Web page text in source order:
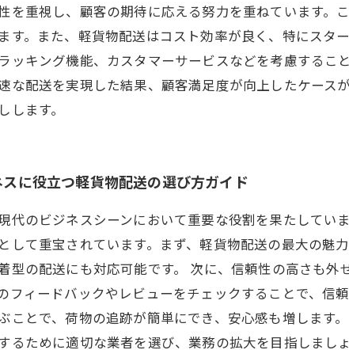
を重視し、顧客の期待に応える努力を重ねています
す。また、軽貨物配送はコスト効率が良く、特にス
ッキング機能、カスタマーサービスなどを考慮する
な配送を実現した結果、顧客満足度が向上したケー
します。
に役立つ軽貨物配送の選び方ガイド
代のビジネスシーンにおいて重要な役割を果たして
して重宝されています。まず、軽貨物配送の最大の
型の配送にも対応可能です。 次に、信頼性の高さも
フィードバックやレビューをチェックすることで、
ことで、荷物の追跡が簡単にでき、安心感も増します
るために適切な業者を選び、業務の拡大を目指しましょ